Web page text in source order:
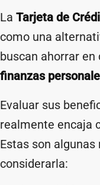
La Tarjeta de
como una
buscan ahorrar en
finanzas
Evaluar sus
realmente encaja
Estas son
considerarla: